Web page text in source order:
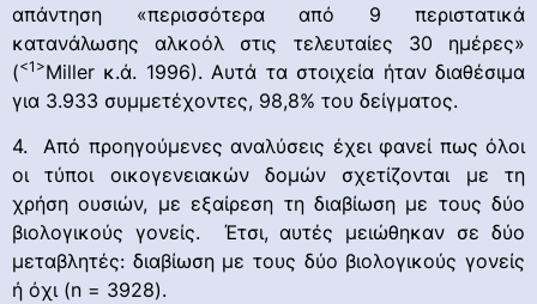
απάντηση «περισσότερα από 9 περιστατικά
κατανάλωσης αλκοόλ στις τελευταίες 30 ημέρες»
(<1>Miller κ.ά. 1996). Αυτά τα στοιχεία ήταν διαθέσιμα
για 3.933 συμμετέχοντες, 98,8% του δείγματος.
4. Από προηγούμενες αναλύσεις έχει φανεί πως όλοι
οι τύποι οικογενειακών δομών σχετίζονται με τη
χρήση ουσιών, με εξαίρεση τη διαβίωση με τους δύο
βιολογικούς γονείς. Έτσι, αυτές μειώθηκαν σε δύο
μεταβλητές: διαβίωση με τους δύο βιολογικούς γονείς
ή όχι (n = 3928).